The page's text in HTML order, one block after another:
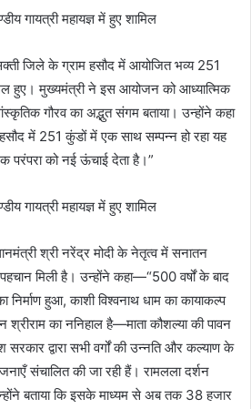
जिले के ग्राम हसौद में आयोजित भव्य 251
हुए। मुख्यमंत्री ने इस आयोजन को आध्यात्मिक
गौरव का अद्भुत संगम बताया। उन्होंने कहा
हसौद में 251 कुंडों में एक साथ सम्पन्न हो रहा यह
परंपरा को नई ऊंचाई देता है।”
श्री नरेंद्र मोदी के नेतृत्व में सनातन
मिली है। उन्होंने कहा—“500 वर्षों के बाद
निर्माण हुआ, काशी विश्वनाथ धाम का कायाकल्प
का ननिहाल है—माता कौशल्या की पावन
द्वारा सभी वर्गों की उन्नति और कल्याण के
संचालित की जा रही हैं। रामलला दर्शन
बताया कि इसके माध्यम से अब तक 38 हजार